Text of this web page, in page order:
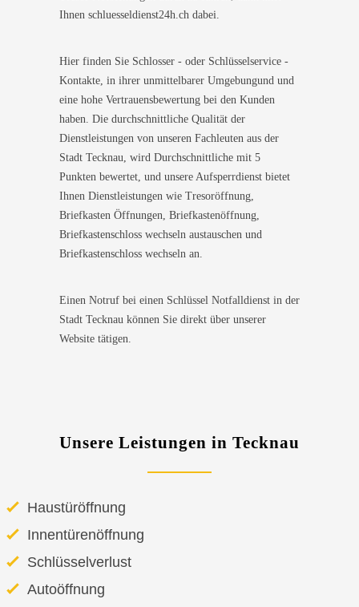
Ihnen schluesseldienst24h.ch dabei.
Hier finden Sie Schlosser - oder Schlüsselservice -
Kontakte, in ihrer unmittelbarer Umgebungund und
eine hohe Vertrauensbewertung bei den Kunden
haben. Die durchschnittliche Qualität der
Dienstleistungen von unseren Fachleuten aus der
Stadt Tecknau, wird Durchschnittliche mit 5
Punkten bewertet, und unsere Aufsperrdienst bietet
Ihnen Dienstleistungen wie Tresoröffnung,
Briefkasten Öffnungen, Briefkastenöffnung,
Briefkastenschloss wechseln austauschen und
Briefkastenschloss wechseln an.
Einen Notruf bei einen Schlüssel Notfalldienst in der
Stadt Tecknau können Sie direkt über unserer
Website tätigen.
Unsere Leistungen in Tecknau
Haustüröffnung
Innentürenöffnung
Schlüsselverlust
Autoöffnung